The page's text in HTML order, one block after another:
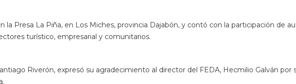
la Presa La Piña, en Los Miches, provincia Dajabón, y contó con la participación de
turístico, empresarial y comunitarios.
Riverón, expresó su agradecimiento al director del FEDA, Hecmilio Galván